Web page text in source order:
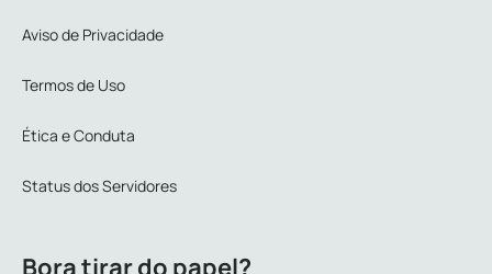
Aviso de Privacidade
Termos de Uso
Ética e Conduta
Status dos Servidores